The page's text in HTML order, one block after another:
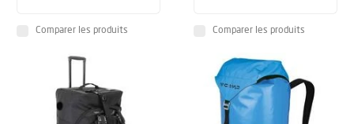
Comparer les produits Comparer les produits